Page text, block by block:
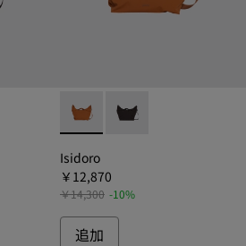
シドロ ショルダーバッグ
028 - イシドロ ショルダーバッグ
Isidoro - B1345-028 - イシ
Isidoro - B1345-011
Isidoro
￥12,870
￥14,300 -10%
追加